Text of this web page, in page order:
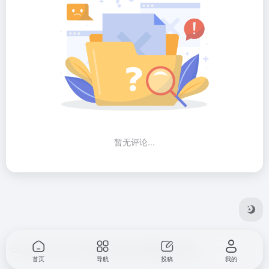
暂无评论...
Copyright © 2026 方舟全球网站导航 OneNav强力驱动
首页 导航 投稿 我的